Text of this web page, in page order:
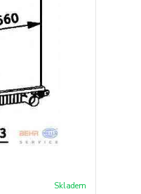
Skladem